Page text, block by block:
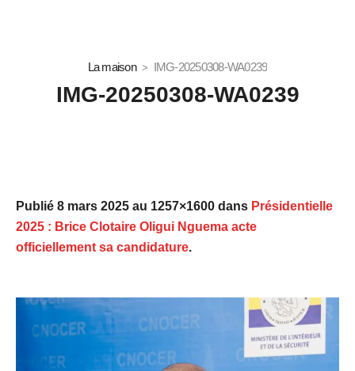
La maison IMG-20250308-WA0239
IMG-20250308-WA0239
Publié 8 mars 2025 au 1257×1600 dans Présidentielle
2025 : Brice Clotaire Oligui Nguema acte
officiellement sa candidature.